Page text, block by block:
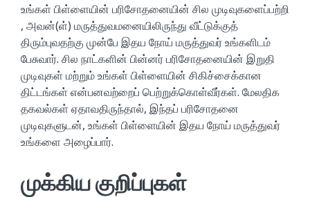
உங்கள் பிள்ளையின் பரிசோதனையின் சில முடிவுகளைப்பற்றி
, அவன்(ள்) மருத்துவமனையிலிருந்து வீட்டுக்குத்
திரும்புவதற்கு முன்பே இதய நோய் மருத்துவர் உங்களிடம்
பேசுவார். சில நாட்களின் பின்னர் பரிசோதனையின் இறுதி
முடிவுகள் மற்றும் உங்கள் பிள்ளையின் சிகிச்சைக்கான
திட்டங்கள் என்பனவற்றைப் பெற்றுக்கொள்வீர்கள். மேலதிக
தகவல்கள் ஏதாவதிருந்தால், இந்தப் பரிசோதனை
முடிவுகளுடன், உங்கள் பிள்ளையின் இதய நோய் மருத்துவர்
உங்களை அழைப்பார்.
முக்கிய குறிப்புகள்